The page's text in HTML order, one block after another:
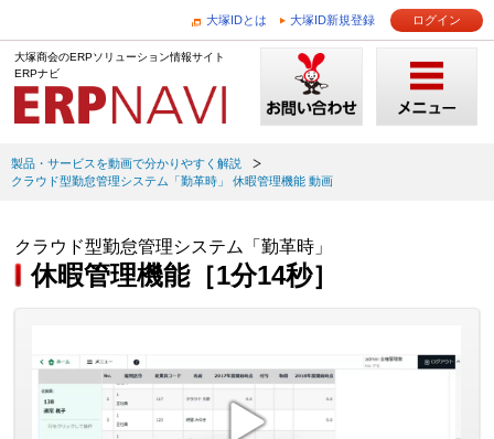
大塚IDとは 大塚ID新規登録 ログイン
大塚商会のERPソリューション情報サイト
ERPナビ
製品・サービスを動画で分かりやすく解説
クラウド型勤怠管理システム「勤革時」 休暇管理機能 動画
クラウド型勤怠管理システム「勤革時」
休暇管理機能［1分14秒］